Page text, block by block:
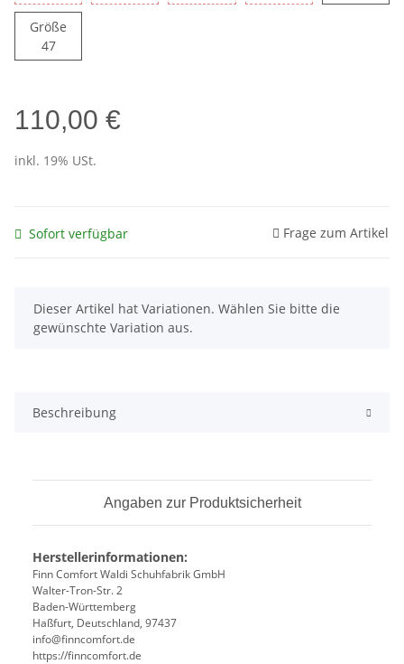
Größe
47Größe 47
110,00 €
inkl. 19% USt.
Sofort verfügbar Frage zum Artikel
x
Dieser Artikel hat Variationen. Wählen Sie bitte die
gewünschte Variation aus.
Beschreibung
Angaben zur Produktsicherheit
Herstellerinformationen:
Finn Comfort Waldi Schuhfabrik GmbH
Walter-Tron-Str. 2
Baden-Württemberg
Haßfurt, Deutschland, 97437
info@finncomfort.de
https://finncomfort.de